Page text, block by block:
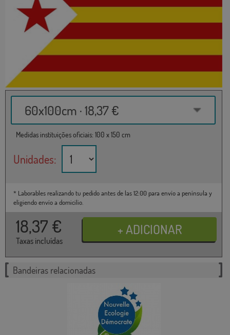
60x100cm · 18,37 €
Medidas instituições oficiais: 100 x 150 cm
Unidades:
* Laborables realizando tu pedido antes de las 12:00 para envío a península y
eligiendo envío a domicilio.
18,37 €
Taxas incluídas
Bandeiras relacionadas